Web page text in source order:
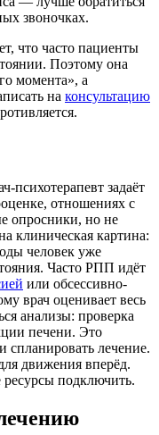
звоночках.
что часто пациенты
Поэтому она
момента», а
на консультацию
психотерапевт задаёт
отношениях с
опросники, но не
клиническая картина:
человек уже
Часто РПП идёт
или обсессивно-
врач оценивает весь
анализы: проверка
печени. Это
спланировать лечение.
движения вперёд.
ресурсы подключить.